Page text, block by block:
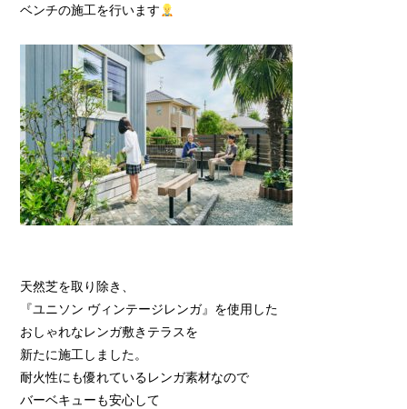
ベンチの施工を行います
天然芝を取り除き、
『ユニソン ヴィンテージレンガ』を使用した
おしゃれなレンガ敷きテラスを
新たに施工しました。
耐火性にも優れているレンガ素材なので
バーベキューも安心して